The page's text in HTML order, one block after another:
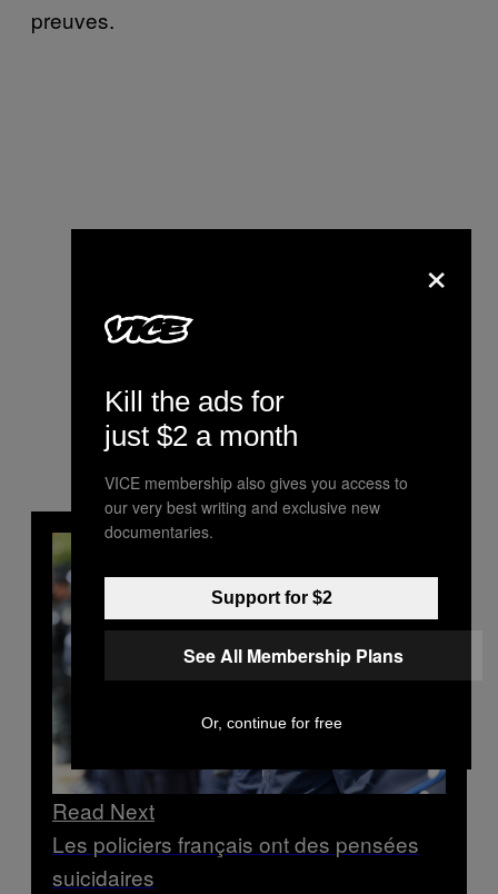
preuves.
Read Next
Les policiers français ont des pensées
suicidaires
×
Kill the ads for
just $2 a month
VICE membership also gives you access to
our very best writing and exclusive new
documentaries.
Support for $2
See All Membership Plans
Or, continue for free